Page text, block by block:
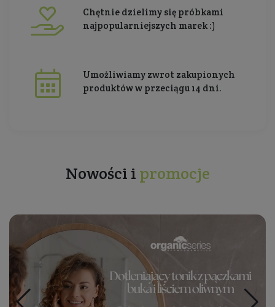
Chętnie dzielimy się próbkami
najpopularniejszych marek :)
Umożliwiamy zwrot zakupionych
produktów w przeciągu 14 dni.
Nowości i promocje